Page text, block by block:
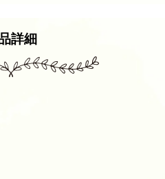
詳細